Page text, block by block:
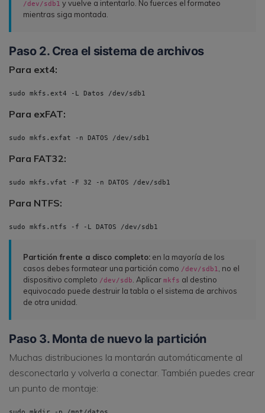
/dev/sdb1 y vuelve a intentarlo. No fuerces el formateo
mientras siga montada.
Paso 2. Crea el sistema de archivos
Para ext4:
sudo mkfs.ext4 -L Datos /dev/sdb1
Para exFAT:
sudo mkfs.exfat -n DATOS /dev/sdb1
Para FAT32:
sudo mkfs.vfat -F 32 -n DATOS /dev/sdb1
Para NTFS:
sudo mkfs.ntfs -f -L DATOS /dev/sdb1
Partición frente a disco completo: en la mayoría de los
casos debes formatear una partición como /dev/sdb1
, no el
dispositivo completo /dev/sdb . Aplicar mkfs al destino
equivocado puede destruir la tabla o el sistema de archivos
de otra unidad.
Paso 3. Monta de nuevo la partición
Muchas distribuciones la montarán automáticamente al
desconectarla y volverla a conectar. También puedes crear
un punto de montaje: